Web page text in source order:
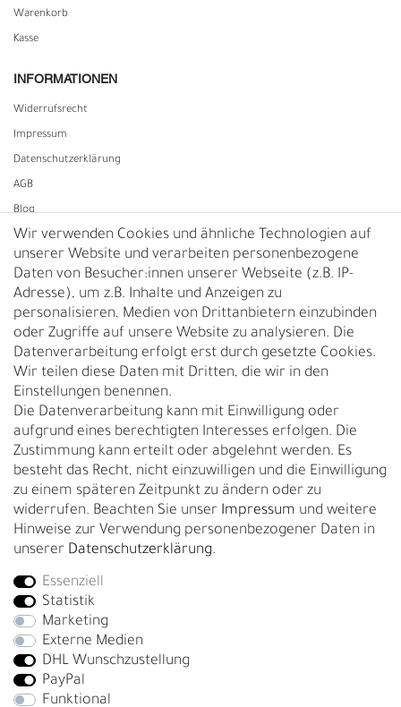
Warenkorb
Kasse
INFORMATIONEN
Widerrufs­recht
Impressum
Daten­schutz­erklärung
AGB
Blog
Vertrag widerrufen
UNTERNEHMEN
Nachhaltigkeit
Kontakt
Über uns
Rückgabe
Gürtelgröße messen
Garantie
GESCHÄFTSKUNDEN & HÄNDLER
B2B Geschäftskunden
Bei Fragen wenden Sie sich direkt an unser Service-Team.
+4917663727338
Montag - Freitag, 09:00 - 14:00
info@fronhofer.com
Gürtelmanufaktur Fronhofer, 93053 Regensburg, Nelkenweg 3b
Wir verwenden Cookies und ähnliche Technologien auf
unserer Website und verarbeiten personenbezogene
Daten von Besucher:innen unserer Webseite (z.B. IP-
Adresse), um z.B. Inhalte und Anzeigen zu
personalisieren, Medien von Drittanbietern einzubinden
oder Zugriffe auf unsere Website zu analysieren. Die
Datenverarbeitung erfolgt erst durch gesetzte Cookies.
Wir teilen diese Daten mit Dritten, die wir in den
Einstellungen benennen.
Die Datenverarbeitung kann mit Einwilligung oder
aufgrund eines berechtigten Interesses erfolgen. Die
Zustimmung kann erteilt oder abgelehnt werden. Es
besteht das Recht, nicht einzuwilligen und die Einwilligung
zu einem späteren Zeitpunkt zu ändern oder zu
widerrufen. Beachten Sie unser Impressum und weitere
Hinweise zur Verwendung personenbezogener Daten in
unserer Daten­schutz­erklärung.
Essenziell
Statistik
Marketing
Externe Medien
DHL Wunschzustellung
PayPal
Funktional